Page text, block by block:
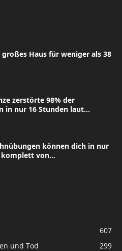
großes Haus für weniger als 38
zerstörte 98% der
in nur 16 Stunden laut...
können dich in nur
von...
607
und Tod
299